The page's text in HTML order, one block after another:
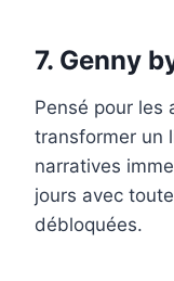
7. Genny
Pensé pour les
transformer un
narratives
jours avec
débloquées.